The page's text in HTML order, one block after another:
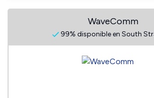
WaveComm
99% disponible en South